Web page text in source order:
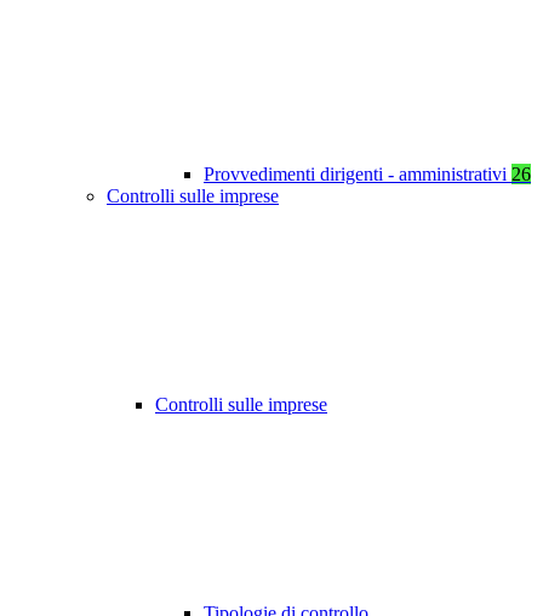
Provvedimenti dirigenti - amministrativi 26
Controlli sulle imprese
Controlli sulle imprese